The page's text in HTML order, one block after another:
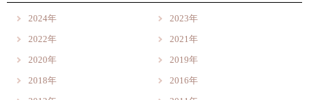
2024年
2023年
2022年
2021年
2020年
2019年
2018年
2016年